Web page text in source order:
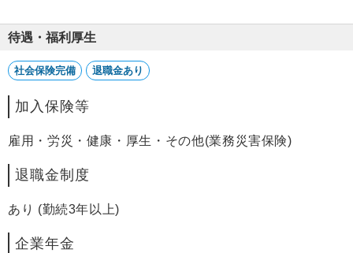
待遇・福利厚生
社会保険完備 退職金あり
加入保険等
雇用・労災・健康・厚生・その他(業務災害保険)
退職金制度
あり (勤続3年以上)
企業年金